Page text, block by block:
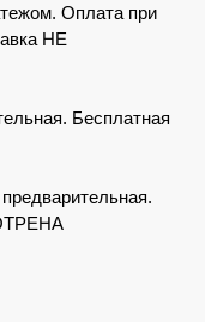
Оплата при
НЕ
Бесплатная